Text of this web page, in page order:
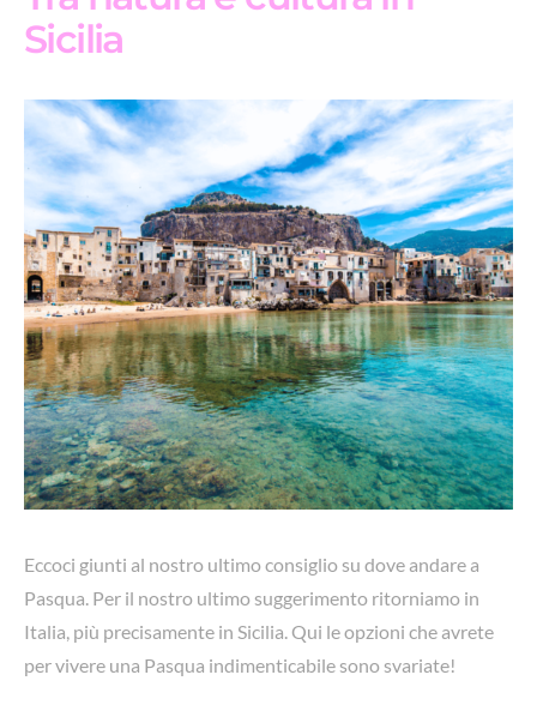
Sicilia
Eccoci giunti al nostro ultimo consiglio su dove andare a
Pasqua. Per il nostro ultimo suggerimento ritorniamo in
Italia, più precisamente in Sicilia. Qui le opzioni che avrete
per vivere una Pasqua indimenticabile sono svariate!